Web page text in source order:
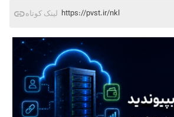
لینک کوتاه https://pvst.ir/nkl